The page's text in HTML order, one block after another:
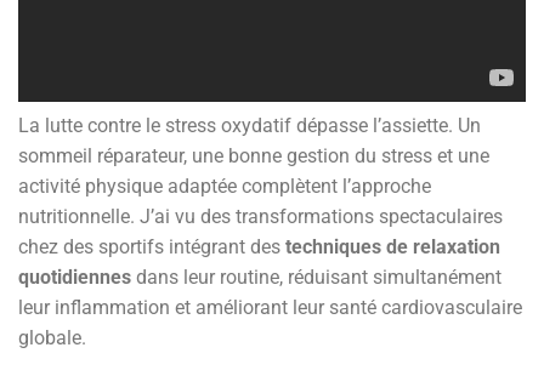
La lutte contre le stress oxydatif dépasse l’assiette. Un
sommeil réparateur, une bonne gestion du stress et une
activité physique adaptée complètent l’approche
nutritionnelle. J’ai vu des transformations spectaculaires
chez des sportifs intégrant des techniques de relaxation
quotidiennes dans leur routine, réduisant simultanément
leur inflammation et améliorant leur santé cardiovasculaire
globale.